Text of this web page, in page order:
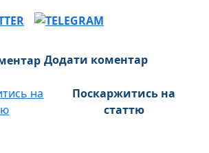
Додати коментар
Поскаржитись на
статтю